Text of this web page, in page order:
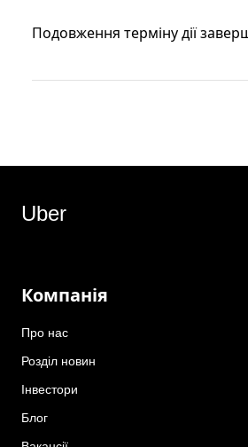
Подовження терміну дії
Uber
Компанія
Про нас
Розділ новин
Інвестори
Блог